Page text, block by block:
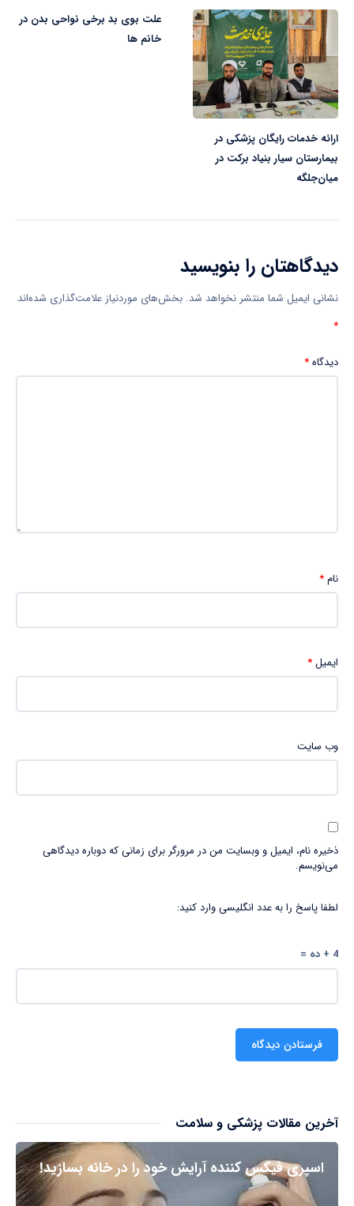
ارائه خدمات رایگان پزشکی در
بیمارستان سیار بنیاد برکت در
میان‌جلگه
علت بوی بد برخی نواحی بدن در
خانم ها
دیدگاهتان را بنویسید
نشانی ایمیل شما منتشر نخواهد شد. بخش‌های موردنیاز علامت‌گذاری شده‌اند
*
دیدگاه*
نام*
ایمیل*
وب‌ سایت
ذخیره نام، ایمیل و وبسایت من در مرورگر برای زمانی که دوباره دیدگاهی
می‌نویسم.
لطفا پاسخ را به عدد انگلیسی وارد کنید:
4 + ده =
آخرین مقالات پزشکی و سلامت
اسپری فیکس کننده آرایش خود را در خانه بسازید!